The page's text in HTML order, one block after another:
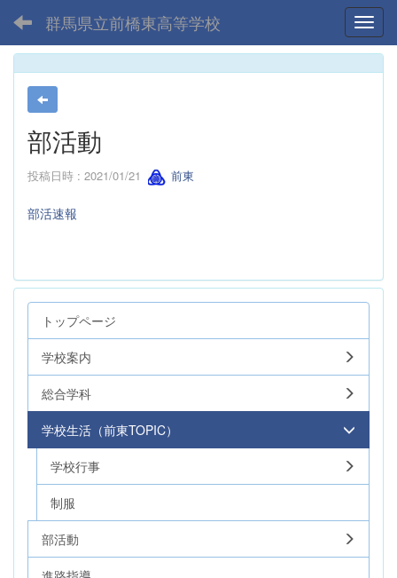
群馬県立前橋東高等学校
部活動
投稿日時 : 2021/01/21 前東
部活速報
トップページ
学校案内
総合学科
学校生活（前東TOPIC）
学校行事
制服
部活動